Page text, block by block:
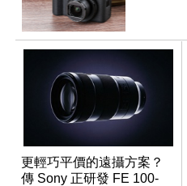
更輕巧平價的遠攝方案？
傳 Sony 正研發 FE 100-